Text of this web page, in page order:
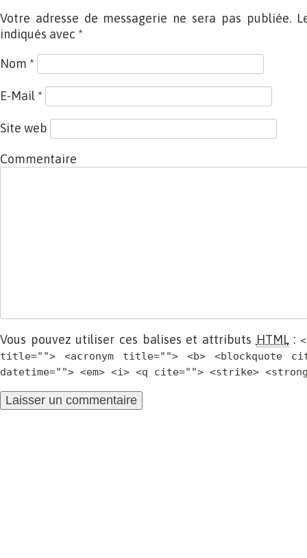
Votre adresse de messagerie ne sera pas publiée.
indiqués avec *
Nom *
E-Mail *
Site web
Commentaire
Vous pouvez utiliser ces balises et attributs HTML:
title=""> <acronym title=""> <b> <blockquote
datetime=""> <em> <i> <q cite=""> <strike>